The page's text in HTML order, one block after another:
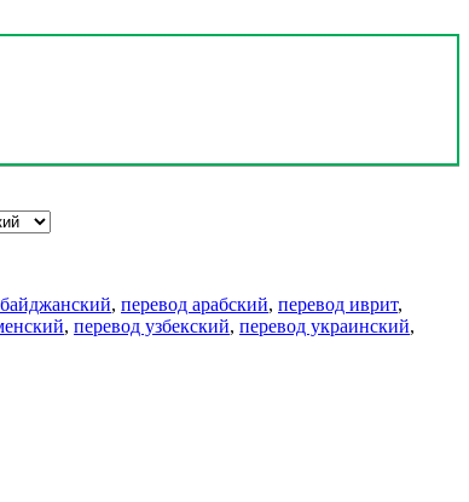
, перевод арабский, перевод иврит,
, перевод узбекский, перевод украинский,